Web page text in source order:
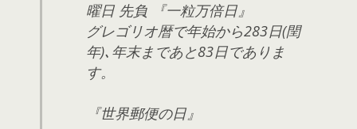
曜日 先負 『一粒万倍日』
グレゴリオ暦で年始から283日(閏
年)､年末まであと83日でありま
す。
『世界郵便の日』